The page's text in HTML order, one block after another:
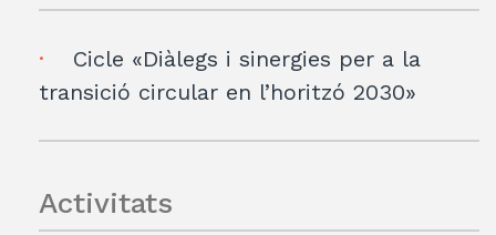
Cicle «Diàlegs i sinergies per a la
transició circular en l’horitzó 2030»
Activitats